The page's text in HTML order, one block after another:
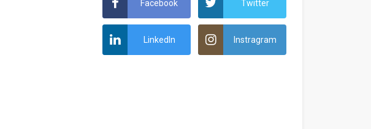
Facebook Twitter
LinkedIn Instragram